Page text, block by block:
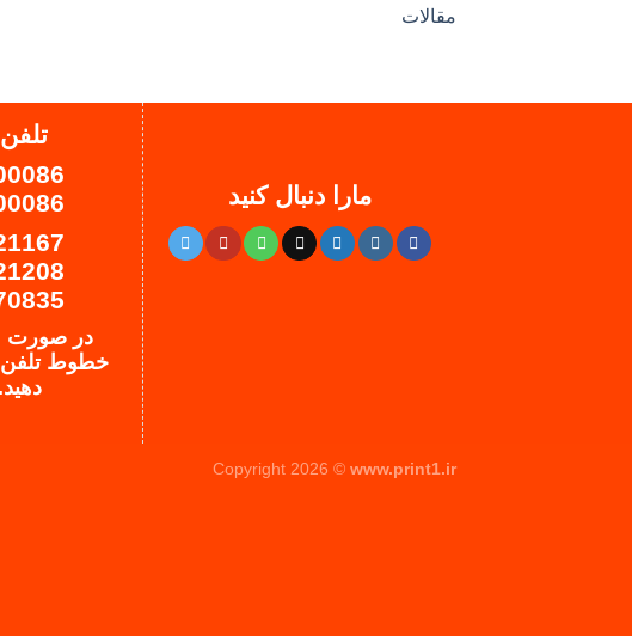
مقالات
مارا دنبال کنید
در صورت
خطوط تلفن
Copyright 2026 © www.print1.ir